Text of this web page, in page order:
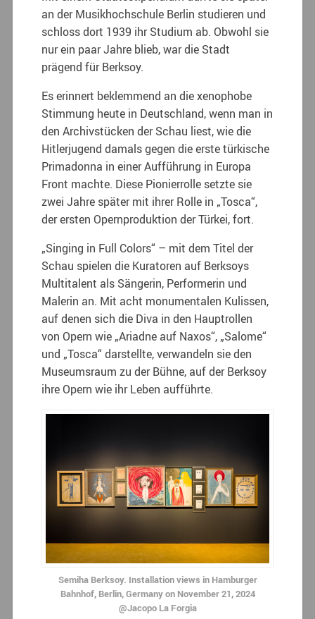
an der Musikhochschule Berlin studieren und
schloss dort 1939 ihr Studium ab. Obwohl sie
nur ein paar Jahre blieb, war die Stadt
prägend für Berksoy.
Es erinnert beklemmend an die xenophobe
Stimmung heute in Deutschland, wenn man in
den Archivstücken der Schau liest, wie die
Hitlerjugend damals gegen die erste türkische
Primadonna in einer Aufführung in Europa
Front machte. Diese Pionierrolle setzte sie
zwei Jahre später mit ihrer Rolle in „Tosca“,
der ersten Opernproduktion der Türkei, fort.
„Singing in Full Colors“ – mit dem Titel der
Schau spielen die Kuratoren auf Berksoys
Multitalent als Sängerin, Performerin und
Malerin an. Mit acht monumentalen Kulissen,
auf denen sich die Diva in den Hauptrollen
von Opern wie „Ariadne auf Naxos“, „Salome“
und „Tosca“ darstellte, verwandeln sie den
Museumsraum zu der Bühne, auf der Berksoy
ihre Opern wie ihr Leben aufführte.
Semiha Berksoy. Installation views in Hamburger
Bahnhof, Berlin, Germany on November 21, 2024
@Jacopo La Forgia